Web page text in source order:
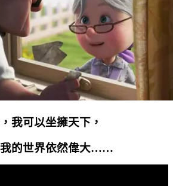
我可以坐擁天下，
的世界依然偉大……